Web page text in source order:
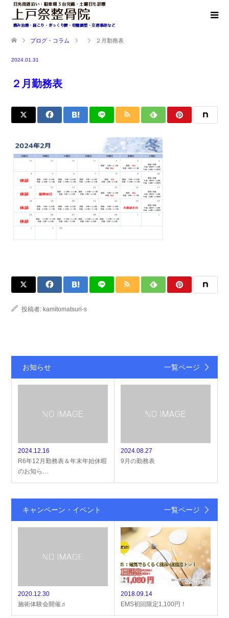
ブログ・コラム ２月勤務表
2024.01.31
２月勤務表
投稿者: kamitomatsuri-s
お知らせ 一覧ページ
2024.12.16
R6年12月勤務表＆年末年始休暇
のお知ら…
2024.08.27
9月の勤務表
キャンペーン・イベント 一覧ページ
2020.12.30
施術体験会開催♬
2018.09.14
EMS初回限定1,100円！